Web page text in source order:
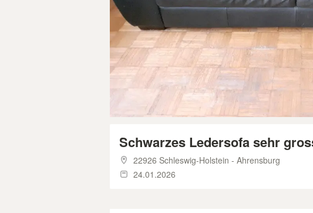
Schwarzes Ledersofa sehr
22926 Schleswig-Holstein - Ahrensburg
24.01.2026